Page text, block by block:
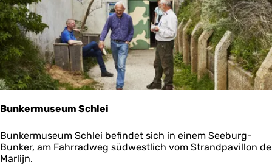
Bunkermuseum Schlei
B
u
n
Bunkermuseum Schlei befindet sich in einem Seeburg-
Bunker, am Fahrradweg südwestlich vom Strandpavillon de
Marlijn.